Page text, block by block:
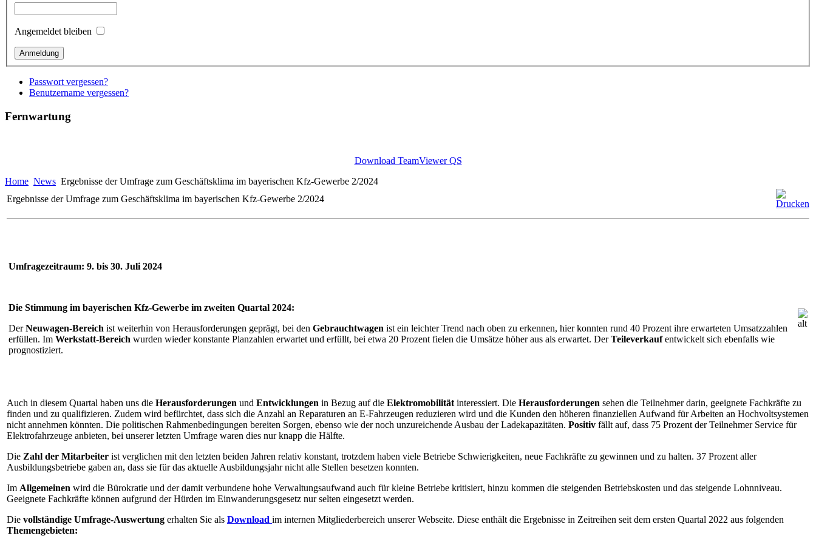
Angemeldet bleiben
Passwort vergessen?
Benutzername vergessen?
Fernwartung
Download TeamViewer QS
Home News Ergebnisse der Umfrage zum Geschäftsklima im bayerischen Kfz-Gewerbe 2/2024
Ergebnisse der Umfrage zum Geschäftsklima im bayerischen Kfz-Gewerbe 2/2024
Umfragezeitraum: 9. bis 30. Juli 2024
Die Stimmung im bayerischen Kfz-Gewerbe im zweiten Quartal 2024:
DerNeuwagen-Bereich ist weiterhin von Herausforderungen geprägt, bei den Gebrauchtwagen ist ein leichter Trend nach oben zu erkennen, hier konnten rund 40 Prozent ihre erwarteten Umsatzzahlen
erfüllen. Im Werkstatt-Bereich wurden wieder konstante Planzahlen erwartet und erfüllt, bei etwa 20 Prozent fielen die Umsätze höher aus als erwartet. DerTeileverkaufentwickelt sich ebenfalls wie
prognostiziert.
Auch in diesem Quartal haben uns die Herausforderungen und Entwicklungen in Bezug auf die Elektromobilität interessiert. Die Herausforderungen sehen die Teilnehmer darin, geeignete Fachkräfte zu
finden und zu qualifizieren. Zudem wird befürchtet, dass sich die Anzahl an Reparaturen an E-Fahrzeugen reduzieren wird und die Kunden den höheren finanziellen Aufwand für Arbeiten an Hochvoltsystemen
nicht annehmen könnten. Die politischen Rahmenbedingungen bereiten Sorgen, ebenso wie der noch unzureichende Ausbau der Ladekapazitäten. Positiv fällt auf, dass 75 Prozent der Teilnehmer Service für
Elektrofahrzeuge anbieten, bei unserer letzten Umfrage waren dies nur knapp die Hälfte.
Die Zahl der Mitarbeiter ist verglichen mit den letzten beiden Jahren relativ konstant, trotzdem haben viele Betriebe Schwierigkeiten, neue Fachkräfte zu gewinnen und zu halten. 37 Prozent aller
Ausbildungsbetriebe gaben an, dass sie für das aktuelle Ausbildungsjahr nicht alle Stellen besetzen konnten.
Im Allgemeinen wird die Bürokratie und der damit verbundene hohe Verwaltungsaufwand auch für kleine Betriebe kritisiert, hinzu kommen die steigenden Betriebskosten und das steigende Lohnniveau.
Geeignete Fachkräfte können aufgrund der Hürden im Einwanderungsgesetz nur selten eingesetzt werden.
Die vollständige Umfrage-Auswertung erhalten Sie als Download im internen Mitgliederbereich unserer Webseite. Diese enthält die Ergebnisse in Zeitreihen seit dem ersten Quartal 2022 aus folgenden
Themengebieten: